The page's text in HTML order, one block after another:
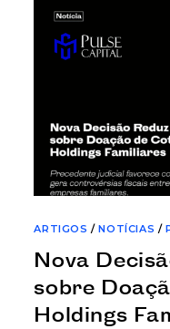
ARTIGOS /NOTÍCIAS /
Nova
sobre
Holdings